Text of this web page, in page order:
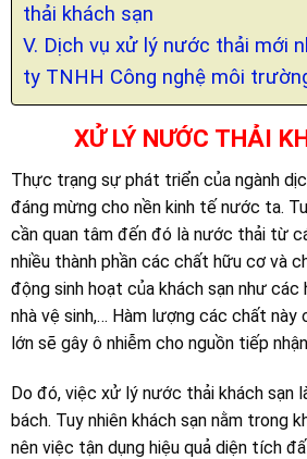
thải khách sạn
V. Dịch vụ xử lý nước thải mới
ty TNHH Công nghệ môi
XỬ LÝ NƯỚC THẢI
Thực trạng sự phát triển của ngành
đáng mừng cho nền kinh tế nước ta.
cần quan tâm đến đó là nước thải từ
nhiều thành phần các chất hữu cơ và
động sinh hoạt của khách sạn như
nhà vệ sinh,… Hàm lượng các chất này
lớn sẽ gây ô nhiễm cho nguồn tiếp
Do đó, việc xử lý nước thải khách sạn
bách. Tuy nhiên khách sạn nằm trong
nên việc tận dụng hiệu quả diện tích